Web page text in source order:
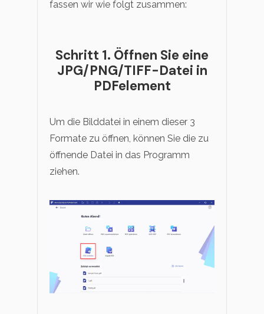
fassen wir wie folgt zusammen:
Schritt 1. Öffnen Sie eine
JPG/PNG/TIFF-Datei in
PDFelement
Um die Bilddatei in einem dieser 3
Formate zu öffnen, können Sie die zu
öffnende Datei in das Programm
ziehen.